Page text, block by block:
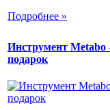
Подробнее »
Инструмент
подарок